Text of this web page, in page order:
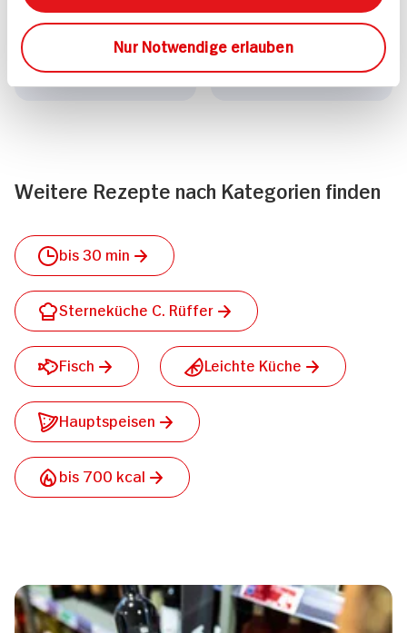
Nur Notwendige erlauben
30 min
1.209 kcal p. Portion
Mittel
30 min
547 kcal p. Portion
Mittel
Weitere Rezepte nach Kategorien finden
bis 30 min
Sterneküche C. Rüffer
Fisch Leichte Küche
Hauptspeisen
bis 700 kcal